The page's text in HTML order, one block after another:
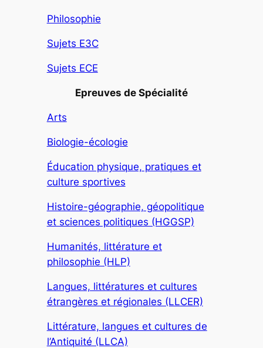
Philosophie
Sujets E3C
Sujets ECE
Epreuves de Spécialité
Arts
Biologie-écologie
Éducation physique, pratiques et
culture sportives
Histoire-géographie, géopolitique
et sciences politiques (HGGSP)
Humanités, littérature et
philosophie (HLP)
Langues, littératures et cultures
étrangères et régionales (LLCER)
Littérature, langues et cultures de
l’Antiquité (LLCA)